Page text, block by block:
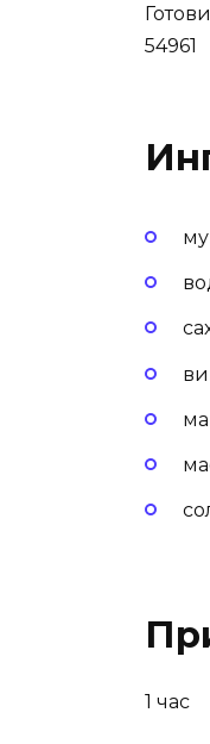
54961
1 час